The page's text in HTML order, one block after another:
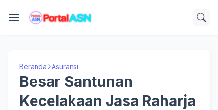
Beranda Asuransi
Besar Santunan
Kecelakaan Jasa Raharja